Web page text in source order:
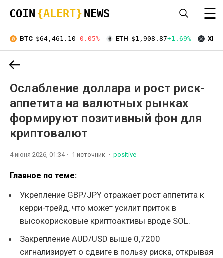
COIN {ALERT} NEWS ☰
BTC $64,461.10 -0.05% ETH $1,908.87+1.69% XRP
Ослабление доллара и рост риск-
аппетита на валютных рынках
формируют позитивный фон для
криптовалют
4 июня 2026, 01:34 1 источник positive
Главное по теме:
Укрепление GBP/JPY отражает рост аппетита к
керри-трейд, что может усилит приток в
высокорисковые криптоактивы вроде SOL.
Закрепление AUD/USD выше 0,7200
сигнализирует о сдвиге в пользу риска, открывая